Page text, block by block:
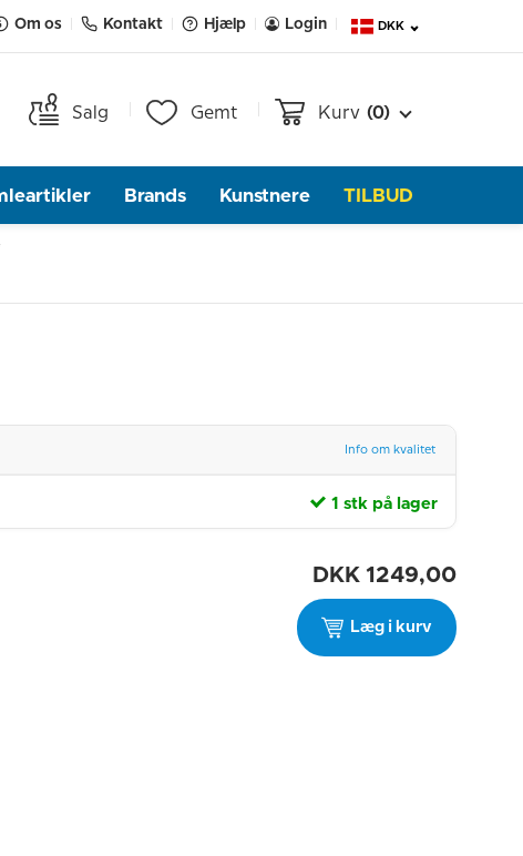
Om os Kontakt Hjælp Login DKK
Salg Gemt Kurv (0)
Brands Kunstnere TILBUD
Info om kvalitet
1 stk på lager
DKK 1249,00
Læg i kurv